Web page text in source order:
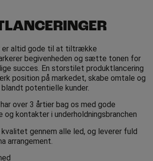
er altid gode til at tiltrække
begivenheden og sætte tonen for
succes. En storstilet produktlancering
position på markedet, skabe omtale og
potentielle kunder.
over 3 årtier bag os med gode
og kontakter i underholdningsbranchen
kvalitet gennem alle led, og leverer fuld
arrangement.